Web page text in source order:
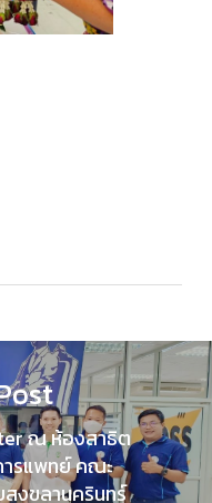
ณ ห้องสาธิต
ารแพทย์ คณะ
งขลานครินทร์